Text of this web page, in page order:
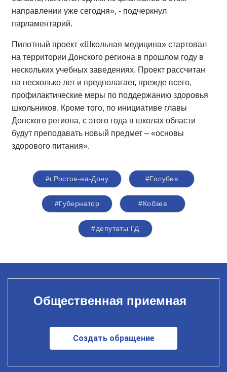
направлении уже сегодня», - подчеркнул
парламентарий.
Пилотный проект «Школьная медицина» стартовал
на территории Донского региона в прошлом году в
нескольких учебных заведениях. Проект рассчитан
на несколько лет и предполагает, прежде всего,
профилактические меры по поддержанию здоровья
школьников. Кроме того, по инициативе главы
Донского региона, с этого года в школах области
будут преподавать новый предмет – «основы
здорового питания».
#г.Ростов-на-Дону #Голубев
#Губернатор #Кобзев
#депутаты ГД
Общественная приемная
Создать обращение